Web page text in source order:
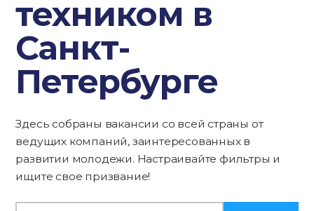
техником в
Санкт-
Петербурге
Здесь собраны вакансии со всей страны от
ведущих компаний, заинтересованных в
развитии молодежи. Настраивайте фильтры и
ищите свое призвание!